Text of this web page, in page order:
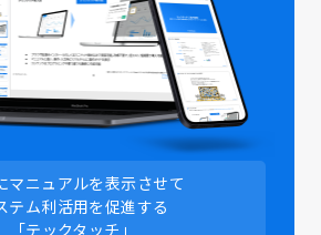
マニュアルを表示させて
テム利活用を促進する
「テックタッチ」